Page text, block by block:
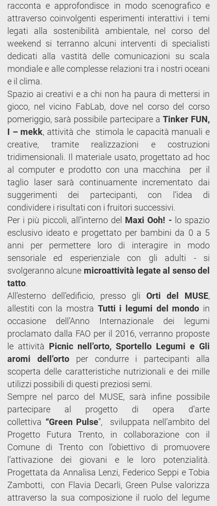
racconta e approfondisce in modo scenografico e
attraverso coinvolgenti esperimenti interattivi i temi
legati alla sostenibilità ambientale, nel corso del
weekend si terranno alcuni interventi di specialisti
dedicati alla vastità delle comunicazioni su scala
mondiale e alle complesse relazioni tra i nostri oceani
e il clima.
Spazio ai creativi e a chi non ha paura di mettersi in
gioco, nel vicino FabLab, dove nel corso del corso
pomeriggio, sarà possibile partecipare a Tinker FUN,
I – mekk, attività che stimola le capacità manuali e
creative, tramite realizzazioni e costruzioni
tridimensionali. Il materiale usato, progettato ad hoc
al computer e prodotto con una macchina per il
taglio laser sarà continuamente incrementato dai
suggerimenti dei partecipanti, con l’idea di
condividere i risultati con i fruitori successivi.
Per i più piccoli, all’interno del Maxi Ooh! - lo spazio
esclusivo ideato e progettato per bambini da 0 a 5
anni per permettere loro di interagire in modo
sensoriale ed esperienziale con gli adulti - si
svolgeranno alcune microattività legate al senso del
tatto.
All’esterno dell’edificio, presso gli Orti del MUSE,
allestiti con la mostra Tutti i legumi del mondo in
occasione dell’Anno Internazionale dei legumi
proclamato dalla FAO per il 2016, verranno proposte
le attività Picnic nell’orto, Sportello Legumi e Gli
aromi dell’ortoper condurre i partecipanti alla
scoperta delle caratteristiche nutrizionali e dei mille
utilizzi possibili di questi preziosi semi.
Sempre nel parco del MUSE, sarà infine possibile
partecipare al progetto di opera d’arte
collettiva “Green Pulse”, sviluppata nell’ambito del
Progetto Futura Trento, in collaborazione con il
Comune di Trento con l’obiettivo di promuovere
l’attivazione dei giovani e le loro potenzialità.
Progettata da Annalisa Lenzi, Federico Seppi e Tobia
Zambotti, con Flavia Decarli, Green Pulse valorizza
attraverso la sua composizione il ruolo del legume